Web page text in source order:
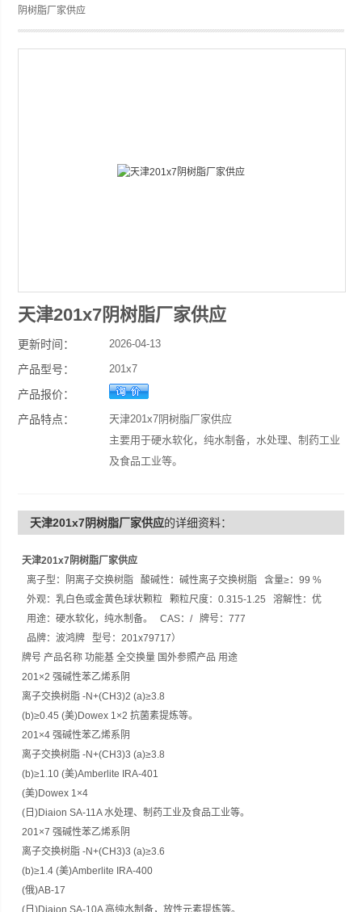
阴树脂厂家供应
天津201x7阴树脂厂家供应
更新时间： 2026-04-13
产品型号： 201x7
产品报价：
产品特点：
天津201x7阴树脂厂家供应
主要用于硬水软化，纯水制备，水处理、制药工业
及食品工业等。
天津201x7阴树脂厂家供应的详细资料：
天津201x7阴树脂厂家供应
离子型：阴离子交换树脂 酸碱性：碱性离子交换树脂 含量≥：99 %
外观：乳白色或金黄色球状颗粒 颗粒尺度：0.315-1.25 溶解性：优
用途：硬水软化，纯水制备。 CAS：/ 牌号：777
品牌：波鸿牌 型号：201x79717）
牌号 产品名称 功能基 全交换量 国外参照产品 用途
201×2 强碱性苯乙烯系阴
离子交换树脂 -N+(CH3)2 (a)≥3.8
(b)≥0.45 (美)Dowex 1×2 抗菌素提炼等。
201×4 强碱性苯乙烯系阴
离子交换树脂 -N+(CH3)3 (a)≥3.8
(b)≥1.10 (美)Amberlite IRA-401
(美)Dowex 1×4
(日)Diaion SA-11A 水处理、制药工业及食品工业等。
201×7 强碱性苯乙烯系阴
离子交换树脂 -N+(CH3)3 (a)≥3.6
(b)≥1.4 (美)Amberlite IRA-400
(俄)AB-17
(日)Diaion SA-10A 高纯水制备，放性元素提炼等。